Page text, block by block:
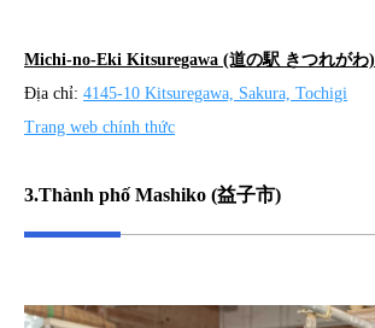
Michi-no-Eki Kitsuregawa (道の駅 きつれがわ)
Địa chỉ: 4145-10 Kitsuregawa, Sakura, Tochigi
Trang web chính thức
3.Thành phố Mashiko (益子市)